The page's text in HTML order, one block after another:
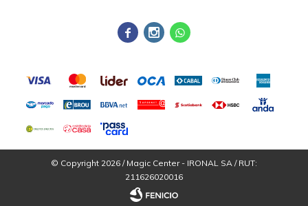
  
© Copyright 2026 / Magic Center - IRONAL SA / RUT:
211626020016